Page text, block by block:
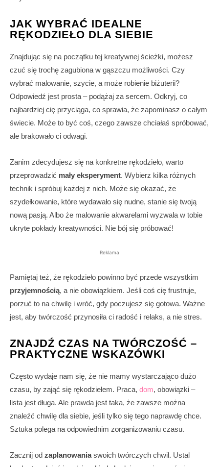
JAK WYBRAĆ IDEALNE
RĘKODZIEŁO DLA SIEBIE
Znajdując się na początku tej kreatywnej ścieżki, możesz
czuć się trochę zagubiona w gąszczu możliwości. Czy
wybrać malowanie, szycie, a może robienie biżuterii?
Odpowiedź jest prosta – podążaj za sercem. Odkryj, co
najbardziej cię przyciąga, co sprawia, że zapominasz o całym
świecie. Może to być coś, czego zawsze chciałaś spróbować,
ale brakowało ci odwagi.
Zanim zdecydujesz się na konkretne rękodzieło, warto
przeprowadzić mały eksperyment. Wybierz kilka różnych
technik i spróbuj każdej z nich. Może się okazać, że
szydełkowanie, które wydawało się nudne, stanie się twoją
nową pasją. Albo że malowanie akwarelami wyzwala w tobie
ukryte pokłady kreatywności. Nie bój się próbować!
Reklama
Pamiętaj też, że rękodzieło powinno być przede wszystkim
przyjemnością, a nie obowiązkiem. Jeśli coś cię frustruje,
porzuć to na chwilę i wróć, gdy poczujesz się gotowa. Ważne
jest, aby twórczość przynosiła ci radość i relaks, a nie stres.
ZNAJDŹ CZAS NA TWÓRCZOŚĆ –
PRAKTYCZNE WSKAZÓWKI
Często wydaje nam się, że nie mamy wystarczająco dużo
czasu, by zająć się rękodziełem. Praca, dom, obowiązki –
lista jest długa. Ale prawda jest taka, że zawsze można
znaleźć chwilę dla siebie, jeśli tylko się tego naprawdę chce.
Sztuka polega na odpowiednim zorganizowaniu czasu.
Zacznij od zaplanowaniaswoich twórczych chwil. Ustal